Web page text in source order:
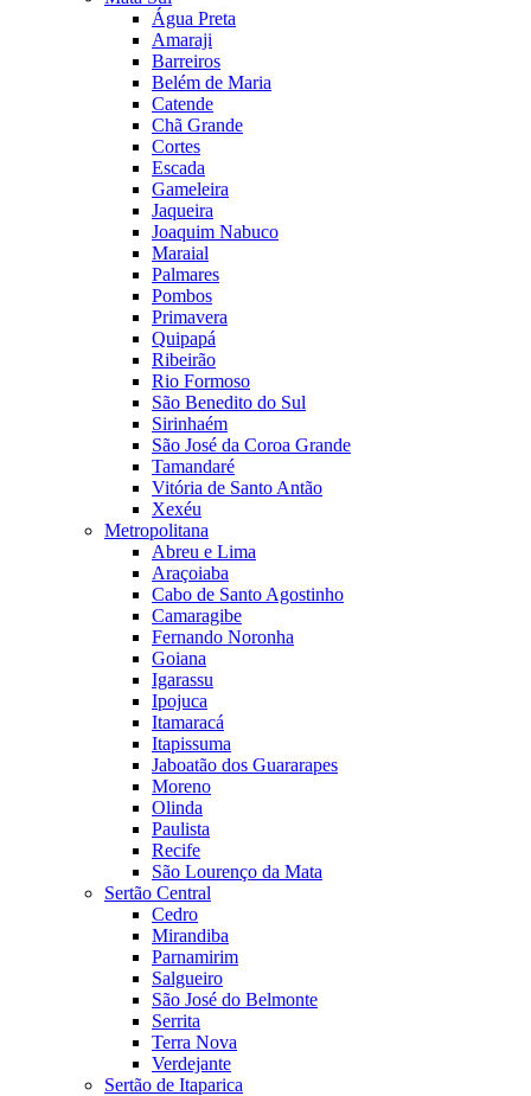
Água Preta
Amaraji
Barreiros
Belém de Maria
Catende
Chã Grande
Cortes
Escada
Gameleira
Jaqueira
Joaquim Nabuco
Maraial
Palmares
Pombos
Primavera
Quipapá
Ribeirão
Rio Formoso
São Benedito do Sul
Sirinhaém
São José da Coroa Grande
Tamandaré
Vitória de Santo Antão
Xexéu
Metropolitana
Abreu e Lima
Araçoiaba
Cabo de Santo Agostinho
Camaragibe
Fernando Noronha
Goiana
Igarassu
Ipojuca
Itamaracá
Itapissuma
Jaboatão dos Guararapes
Moreno
Olinda
Paulista
Recife
São Lourenço da Mata
Sertão Central
Cedro
Mirandiba
Parnamirim
Salgueiro
São José do Belmonte
Serrita
Terra Nova
Verdejante
Sertão de Itaparica